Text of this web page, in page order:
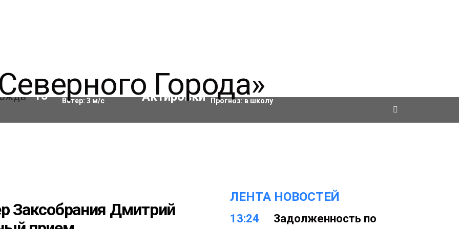
13°C Влажность:72%
Ветер: 3 м/с
Актировки
Прогноз: в школу
Заксобрания Дмитрий
ЛЕНТА НОВОСТЕЙ
13:24
Задолженность по